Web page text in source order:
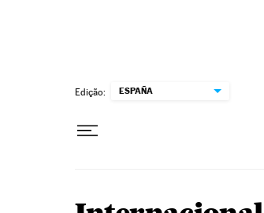
Edição: ESPAÑA